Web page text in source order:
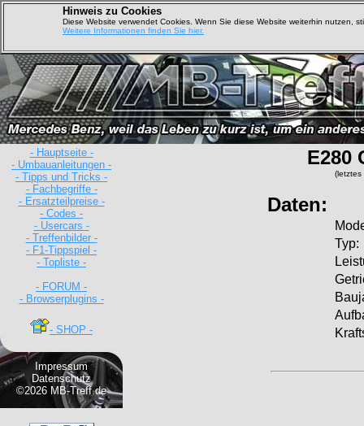
Hinweis zu Cookies
Diese Website verwendet Cookies. Wenn Sie diese Website weiterhin nutzen,
Weitere Informationen finden Sie hier.
- Hauptseite -
- Umbauanleitungen -
- Tipps und Tricks -
- Fachbegriffe -
- Ersatzteilpreise -
- Codes -
- Usercars -
- Treffenbilder -
- F1-Tippspiel -
- Topliste -
- FORUM -
- Browserplugins -
- SHOP -
Impressum
Datenschutz
©2026 MB-Treff.de
E280
(letztes
Daten:
Typ: